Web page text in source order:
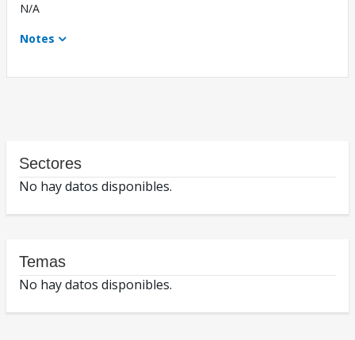
N/A
Notes
Sectores
No hay datos disponibles.
Temas
No hay datos disponibles.